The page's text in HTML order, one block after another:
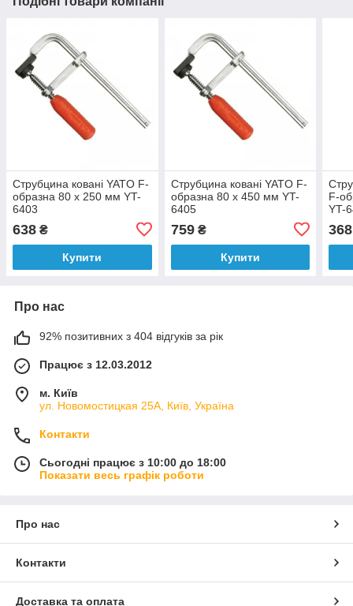
Струбцина ковані YATO F-
образна 80 x 250 мм YT-
6403
638 ₴
Купити
Струбцина ковані YATO F-
образна 80 x 450 мм YT-
6405
759₴
Купити
F-
YT-
368
Про нас
92% позитивних з 404 відгуків за рік
Працює з 12.03.2012
м. Київ
ул. Новомостицкая 25А, Київ, Україна
Контакти
Сьогодні працює з 10:00 до 18:00
Показати весь графік роботи
Про нас
Контакти
Доставка та оплата